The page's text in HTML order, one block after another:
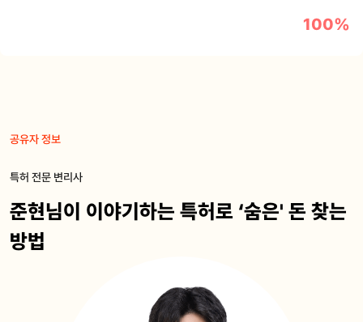
100%
공유자 정보
특허 전문 변리사
준현님이 이야기하는 특허로 ‘숨은' 돈 찾는
방법